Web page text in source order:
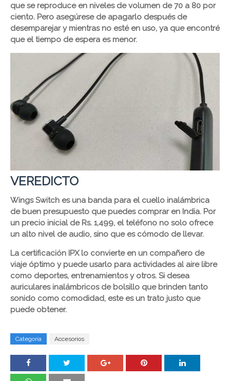
que se reproduce en niveles de volumen de 70 a 80 por
ciento. Pero asegúrese de apagarlo después de
desemparejar y mientras no esté en uso, ya que encontré
que el tiempo de espera es menor.
VEREDICTO
Wings Switch es una banda para el cuello inalámbrica
de buen presupuesto que puedes comprar en India. Por
un precio inicial de Rs. 1,499, el teléfono no solo ofrece
un alto nivel de audio, sino que es cómodo de llevar.
La certificación IPX lo convierte en un compañero de
viaje óptimo y puede usarlo para actividades al aire libre
como deportes, entrenamientos y otros. Si desea
auriculares inalámbricos de bolsillo que brinden tanto
sonido como comodidad, este es un trato justo que
puede obtener.
Categoría Accesorios